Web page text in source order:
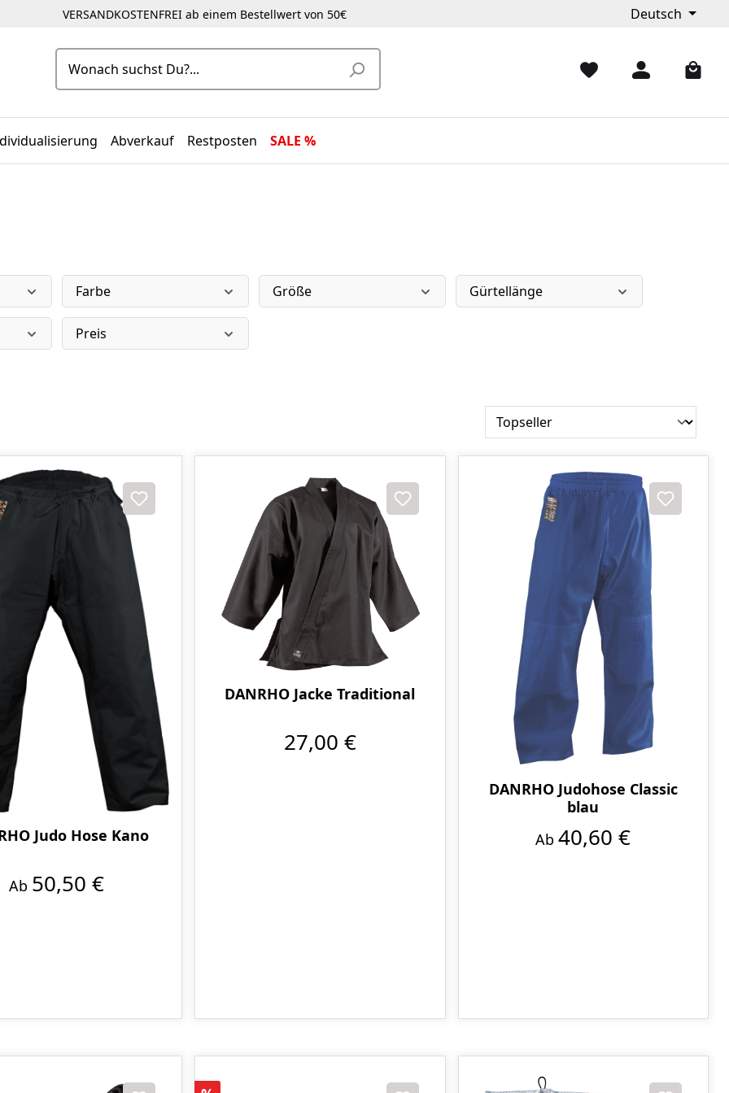
VERSANDKOSTENFREI ab einem Bestellwert von 50€ Deutsch
Abverkauf Restposten SALE %
Farbe Größe Gürtellänge
Preis
Judo Hose Kano
Ab 50,50 €
DANRHO Jacke Traditional
27,00 €
DANRHO Judohose Classic
blau
Ab40,60 €